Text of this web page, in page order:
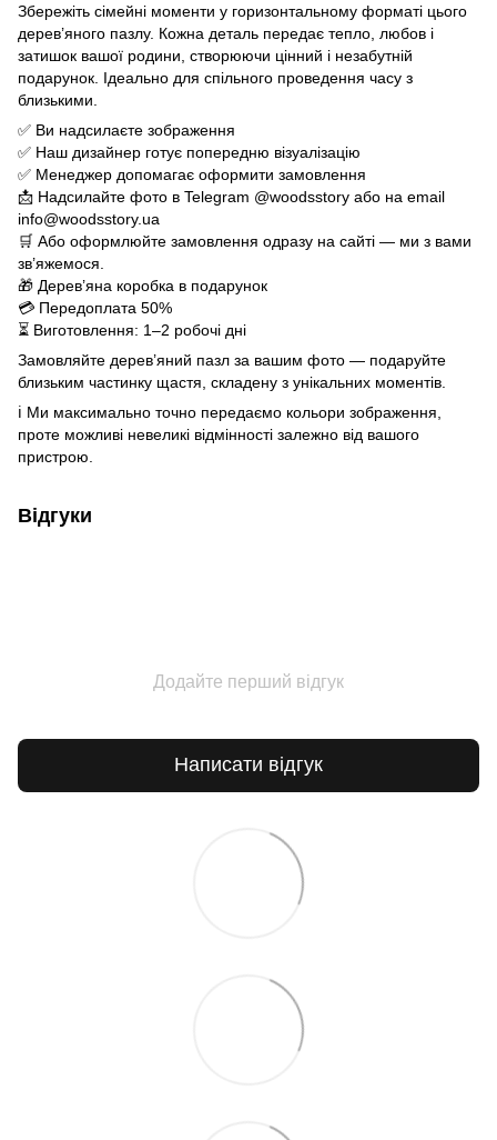
Збережіть сімейні моменти у горизонтальному форматі цього
дерев’яного пазлу. Кожна деталь передає тепло, любов і
затишок вашої родини, створюючи цінний і незабутній
подарунок. Ідеально для спільного проведення часу з
близькими.
✅ Ви надсилаєте зображення
✅ Наш дизайнер готує попередню візуалізацію
✅ Менеджер допомагає оформити замовлення
📩 Надсилайте фото в Telegram @woodsstory або на email
info@woodsstory.ua
🛒 Або оформлюйте замовлення одразу на сайті — ми з вами
зв’яжемося.
🎁 Дерев’яна коробка в подарунок
💳 Передоплата 50%
⏳ Виготовлення: 1–2 робочі дні
Замовляйте дерев’яний пазл за вашим фото — подаруйте
близьким частинку щастя, складену з унікальних моментів.
ℹ️ Ми максимально точно передаємо кольори зображення,
проте можливі невеликі відмінності залежно від вашого
пристрою.
Відгуки
Додайте перший відгук
Написати відгук